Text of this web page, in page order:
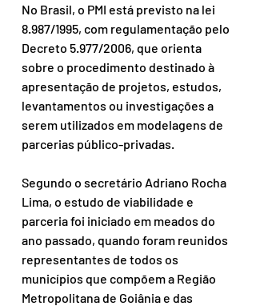
No Brasil, o PMI está previsto na lei
8.987/1995, com regulamentação pelo
Decreto 5.977/2006, que orienta
sobre o procedimento destinado à
apresentação de projetos, estudos,
levantamentos ou investigações a
serem utilizados em modelagens de
parcerias público-privadas.
Segundo o secretário Adriano Rocha
Lima, o estudo de viabilidade e
parceria foi iniciado em meados do
ano passado, quando foram reunidos
representantes de todos os
municípios que compõem a Região
Metropolitana de Goiânia e das